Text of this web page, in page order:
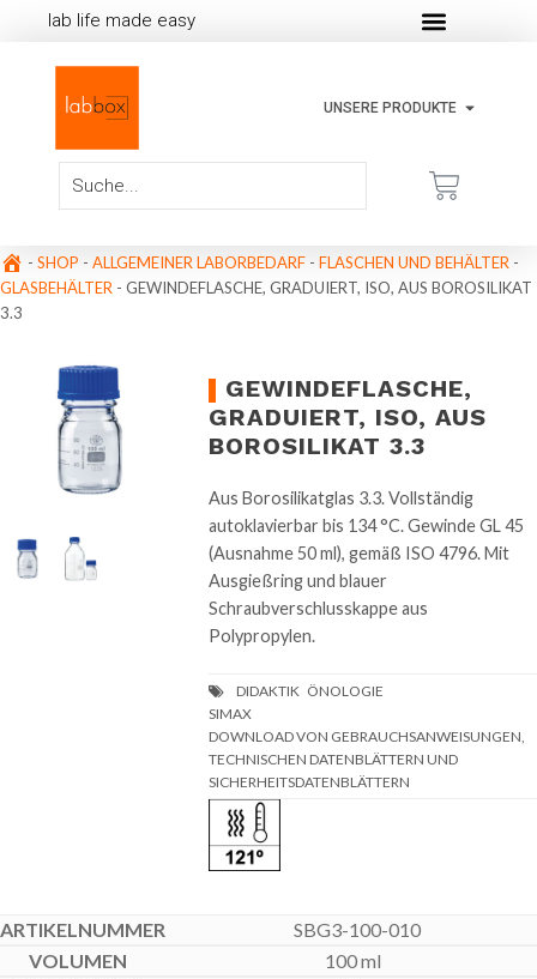
lab life made easy
UNSERE PRODUKTE
- SHOP - ALLGEMEINER LABORBEDARF - FLASCHEN UND BEHÄLTER -
GLASBEHÄLTER - GEWINDEFLASCHE, GRADUIERT, ISO, AUS BOROSILIKAT
3.3
GEWINDEFLASCHE,
GRADUIERT, ISO, AUS
BOROSILIKAT 3.3
Aus Borosilikatglas 3.3. Vollständig
autoklavierbar bis 134 °C. Gewinde GL 45
(Ausnahme 50 ml), gemäß ISO 4796. Mit
Ausgießring und blauer
Schraubverschlusskappe aus
Polypropylen.
DOWNLOAD VON GEBRAUCHSANWEISUNGEN,
TECHNISCHEN DATENBLÄTTERN UND
SICHERHEITSDATENBLÄTTERN
SBG3-100-010
100 ml